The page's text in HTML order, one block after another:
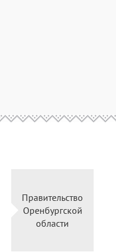
Правительство
Оренбургской
области